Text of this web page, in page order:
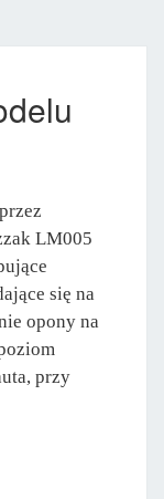
LM005
się na
opony na
przy